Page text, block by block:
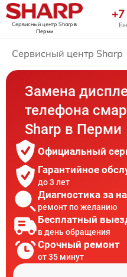
Сервисный центр Sharpв
Перми
Сервисный центр Sharp
Замена
телефона
Sharp в Перми
Официальный
Гарантийное
до 3 лет
Диагностика за
ремонт по желанию
Бесплатный
в день обращения
Срочный ремонт
от 35 минут